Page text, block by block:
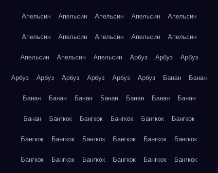
Апельсин Апельсин Апельсин Апельсин Апельсин
Апельсин Апельсин Апельсин Апельсин Апельсин
Апельсин Апельсин Апельсин Арбуз Арбуз Арбуз
Арбуз Арбуз Арбуз Арбуз Арбуз Арбуз Банан Банан
Банан Банан Банан Банан Банан Банан Банан
Банан Бангкок Бангкок Бангкок Бангкок Бангкок
Бангкок Бангкок Бангкок Бангкок Бангкок Бангкок
Бангкок Бангкок Бангкок Бангкок Бангкок Бангкок